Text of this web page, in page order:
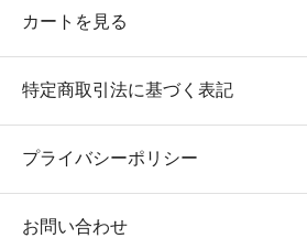
カートを見る
特定商取引法に基づく表記
プライバシーポリシー
お問い合わせ